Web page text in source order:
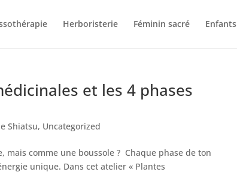
Herboristerie Féminin sacré Enfants
et les 4 phases
Shiatsu, Uncategorized
comme une boussole ? Chaque phase de ton
unique. Dans cet atelier « Plantes